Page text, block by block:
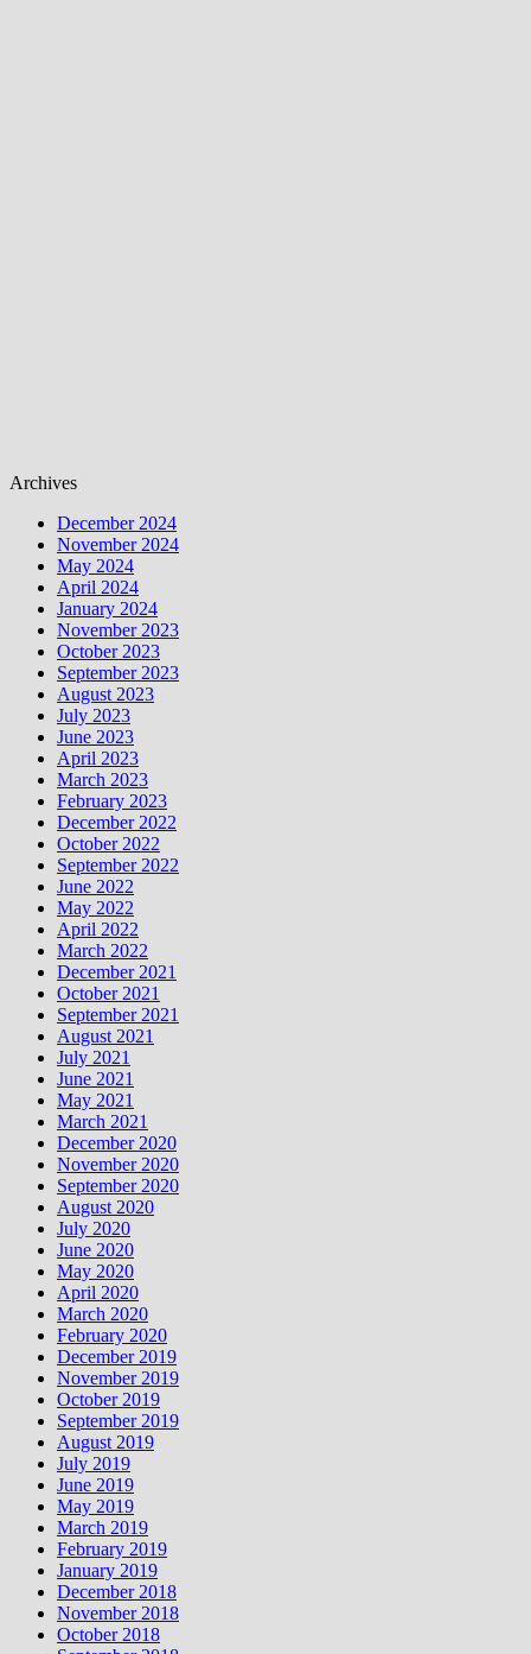
Archives
December 2024
November 2024
May 2024
April 2024
January 2024
November 2023
October 2023
September 2023
August 2023
July 2023
June 2023
April 2023
March 2023
February 2023
December 2022
October 2022
September 2022
June 2022
May 2022
April 2022
March 2022
December 2021
October 2021
September 2021
August 2021
July 2021
June 2021
May 2021
March 2021
December 2020
November 2020
September 2020
August 2020
July 2020
June 2020
May 2020
April 2020
March 2020
February 2020
December 2019
November 2019
October 2019
September 2019
August 2019
July 2019
June 2019
May 2019
March 2019
February 2019
January 2019
December 2018
November 2018
October 2018